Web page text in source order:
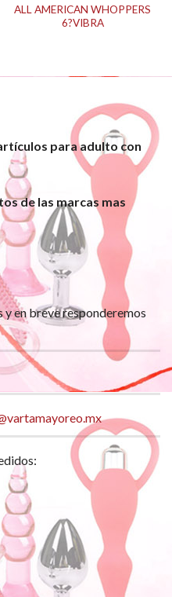
ALL AMERICAN WHOPPERS
6?VIBRA
para adulto con
de las marcas mas
en breve responderemos